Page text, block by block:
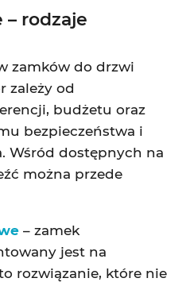
rodzaje
zamków do drzwi
zależy od
budżetu oraz
bezpieczeństwa i
Wśród dostępnych na
można przede
– zamek
jest na
rozwiązanie, które nie